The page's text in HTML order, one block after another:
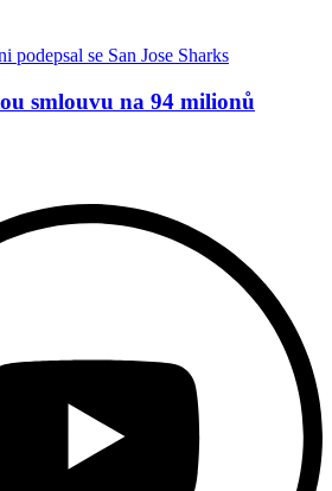
smlouvu na 94 milionů